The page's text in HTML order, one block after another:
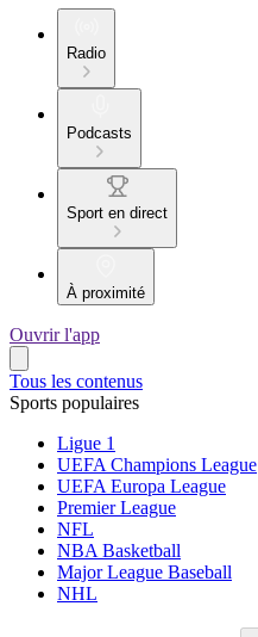
Radio
Podcasts
Sport en direct
À proximité
Ouvrir l'app
Tous les contenus
Sports populaires
Ligue 1
UEFA Champions League
UEFA Europa League
Premier League
NFL
NBA Basketball
Major League Baseball
NHL